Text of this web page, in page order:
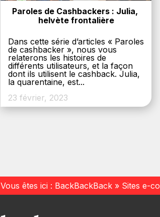
Paroles de Cashbackers : Julia,
helvète frontalière
Dans cette série d’articles « Paroles
de cashbacker », nous vous
relaterons les histoires de
différents utilisateurs, et la façon
dont ils utilisent le cashback. Julia,
la quarentaine, est...
23 février, 2023
Vous êtes ici : BackBackBack » Sites e-